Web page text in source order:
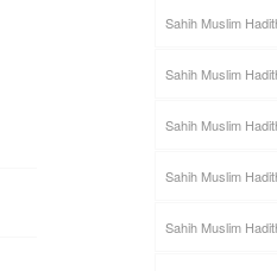
Sahih Muslim
Sahih Muslim
Sahih Muslim
Sahih Muslim
Sahih Muslim